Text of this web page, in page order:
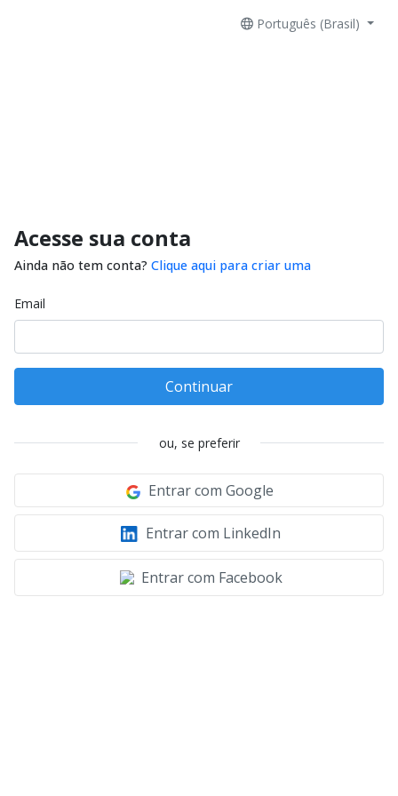
Português (Brasil)
Acesse sua conta
Ainda não tem conta? Clique aqui para criar uma
Email
Continuar
ou, se preferir
Entrar com Google
Entrar com LinkedIn
Entrar com Facebook